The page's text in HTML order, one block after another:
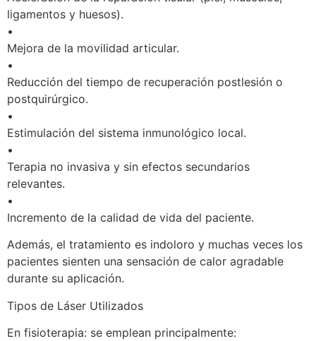
ligamentos y huesos).
•
Mejora de la movilidad articular.
•
Reducción del tiempo de recuperación postlesión o
postquirúrgico.
•
Estimulación del sistema inmunológico local.
•
Terapia no invasiva y sin efectos secundarios
relevantes.
•
Incremento de la calidad de vida del paciente.
Además, el tratamiento es indoloro y muchas veces los
pacientes sienten una sensación de calor agradable
durante su aplicación.
Tipos de Láser Utilizados
En fisioterapia: se emplean principalmente: